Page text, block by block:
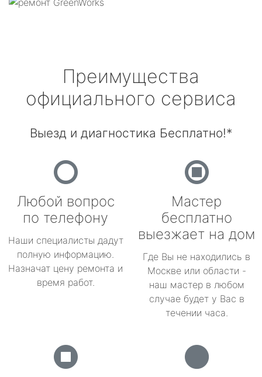
Преимущества
официального сервиса
Выезд и диагностика Бесплатно!*
Любой вопрос
по телефону
Наши специалисты дадут
полную информацию.
Назначат цену ремонта и
время работ.
Мастер
бесплатно
выезжает на дом
Где Вы не находились в
Москве или области -
наш мастер в любом
случае будет у Вас в
течении часа.